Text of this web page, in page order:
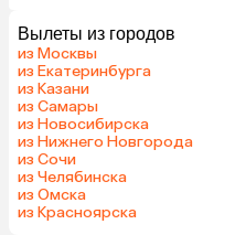
Вылеты из городов
из Москвы
из Екатеринбурга
из Казани
из Самары
из Новосибирска
из Нижнего Новгорода
из Сочи
из Челябинска
из Омска
из Красноярска